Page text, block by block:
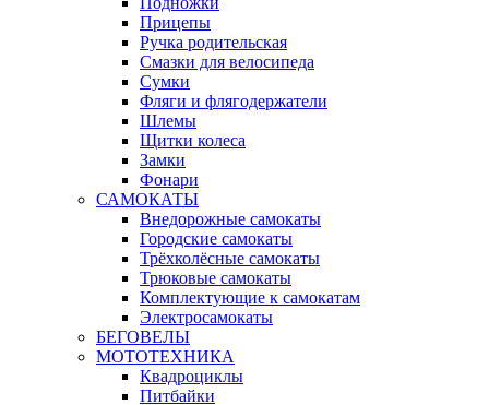
Прицепы
Ручка родительская
Смазки для велосипеда
Сумки
Фляги и флягодержатели
Шлемы
Щитки колеса
Замки
Фонари
САМОКАТЫ
Внедорожные самокаты
Городские самокаты
Трёхколёсные самокаты
Трюковые самокаты
Комплектующие к самокатам
Электросамокаты
БЕГОВЕЛЫ
МОТОТЕХНИКА
Квадроциклы
Питбайки